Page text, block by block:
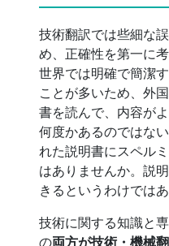
技術翻訳では些細な
め、正確性を第一に
世界では明確で簡潔
ことが多いため、外
書を読んで、内容が
何度かあるのではな
れた説明書にスペル
はありませんか。説
きるというわけでは
技術に関する知識と
の両方が技術・機械